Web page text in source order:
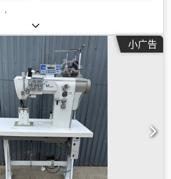
,
小广告